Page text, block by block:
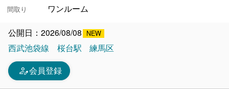
間取り ワンルーム
公開日：2026/08/08
西武池袋線
桜台駅 練馬区
person_edit会員登録